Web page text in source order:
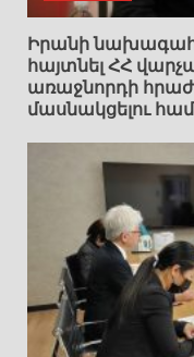
Իրանի նախագահը
հայտնել ՀՀ
առաջնորդի
մասնակցելու